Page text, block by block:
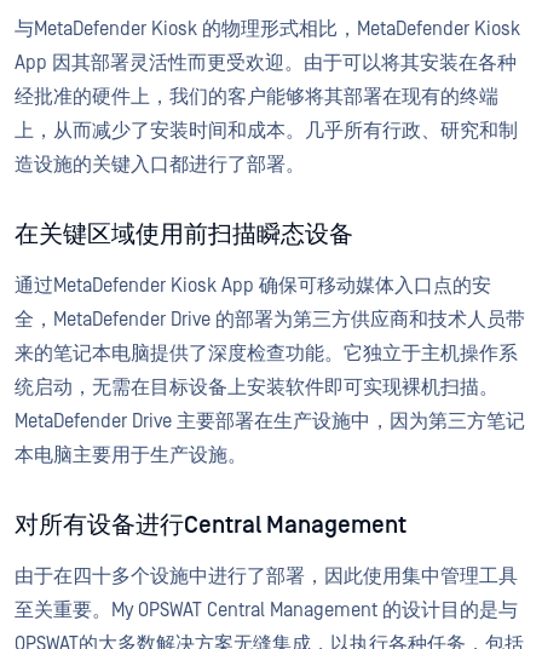
与MetaDefender Kiosk 的物理形式相比，MetaDefender Kiosk
App 因其部署灵活性而更受欢迎。由于可以将其安装在各种
经批准的硬件上，我们的客户能够将其部署在现有的终端
上，从而减少了安装时间和成本。几乎所有行政、研究和制
造设施的关键入口都进行了部署。
在关键区域使用前扫描瞬态设备
通过MetaDefender Kiosk App 确保可移动媒体入口点的安
全，MetaDefender Drive 的部署为第三方供应商和技术人员带
来的笔记本电脑提供了深度检查功能。它独立于主机操作系
统启动，无需在目标设备上安装软件即可实现裸机扫描。
MetaDefender Drive 主要部署在生产设施中，因为第三方笔记
本电脑主要用于生产设施。
对所有设备进行Central Management
由于在四十多个设施中进行了部署，因此使用集中管理工具
至关重要。My OPSWAT Central Management 的设计目的是与
OPSWAT的大多数解决方案无缝集成，以执行各种任务，包括